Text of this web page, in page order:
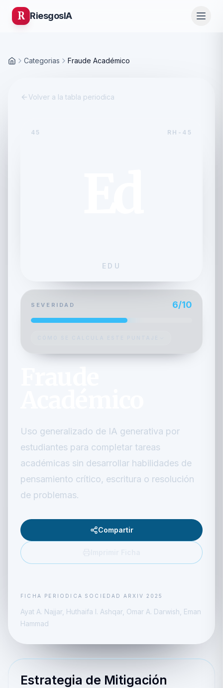
R RiesgosIA
Inicio Categorias Fraude Académico
Volver a la tabla periodica
45 RH-45
EDU
SEVERIDAD 6/10
Uso generalizado de IA generativa por
estudiantes para completar tareas
académicas sin desarrollar habilidades de
pensamiento crítico, escritura o resolución
de problemas.
Compartir
FICHA PERIODICA SOCIEDAD ARXIV 2025
Ayat A. Najjar, Huthaifa I. Ashqar, Omar A. Darwish, Eman
Hammad
Estrategia de Mitigación